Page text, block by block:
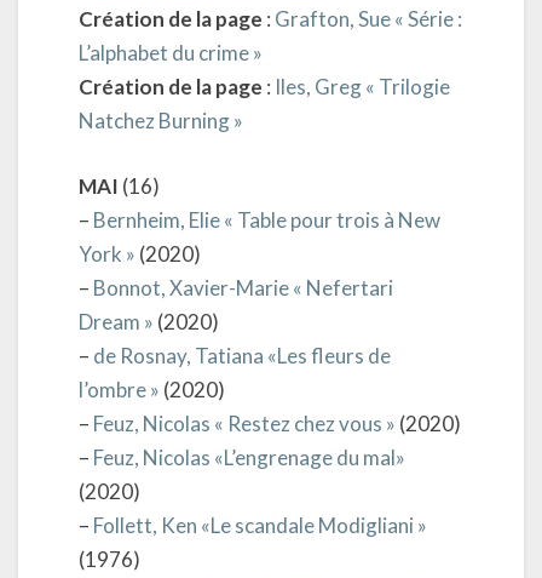
Création de la page : Grafton, Sue « Série :
L’alphabet du crime »
Création de la page : Iles, Greg « Trilogie
Natchez Burning »
MAI (16)
– Bernheim, Elie « Table pour trois à New
York » (2020)
– Bonnot, Xavier-Marie « Nefertari
Dream » (2020)
– de Rosnay, Tatiana «Les fleurs de
l’ombre » (2020)
– Feuz, Nicolas « Restez chez vous » (2020)
– Feuz, Nicolas «L’engrenage du mal»
(2020)
– Follett, Ken «Le scandale Modigliani »
(1976)